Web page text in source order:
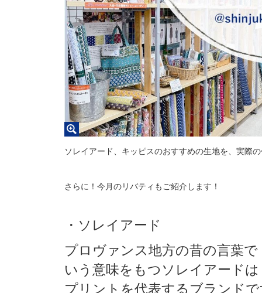
ソレイアード、キッピスのおすすめの生地を、実際
さらに！今月のリバティもご紹介します！
・ソレイアード
プロヴァンス地方の昔の言葉で
いう意味をもつソレイアードは
プリントを代表するブランド